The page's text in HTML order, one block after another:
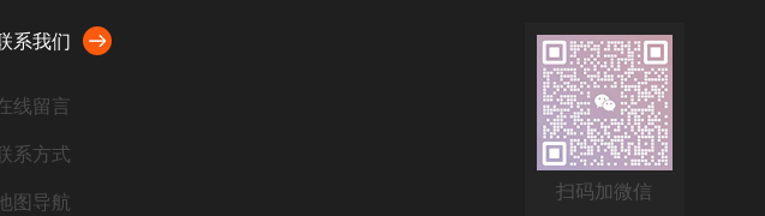
系我们
线留言
系方式
图导航
扫码加微信